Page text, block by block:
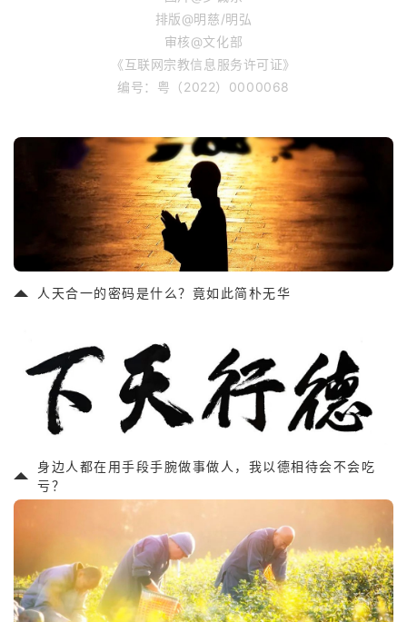
排版@明慈/明弘
审核@文化部
《互联网宗教信息服务许可证》
编号：粤（2022）0000068
人天合一的密码是什么？竟如此简朴无华
身边人都在用手段手腕做事做人，我以德相待会不会吃
亏？